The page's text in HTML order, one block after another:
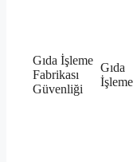
Gıda İşleme
Fabrikası
Güvenliği
Gıda
İşleme